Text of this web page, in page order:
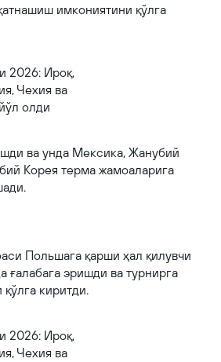
имкониятини қўлга
ва унда Мексика, Жанубий
Корея терма жамоаларига
Польшага қарши ҳал қилувчи
ғалабага эришди ва турнирга
киритди.